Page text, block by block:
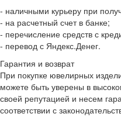
- наличными курьеру при
- на расчетный счет в банке;
- перечисление средств с
- перевод с Яндекс.Денег.
Гарантия и возврат
При покупке ювелирных
можете быть уверены в
своей репутацией и несем
соответствии с